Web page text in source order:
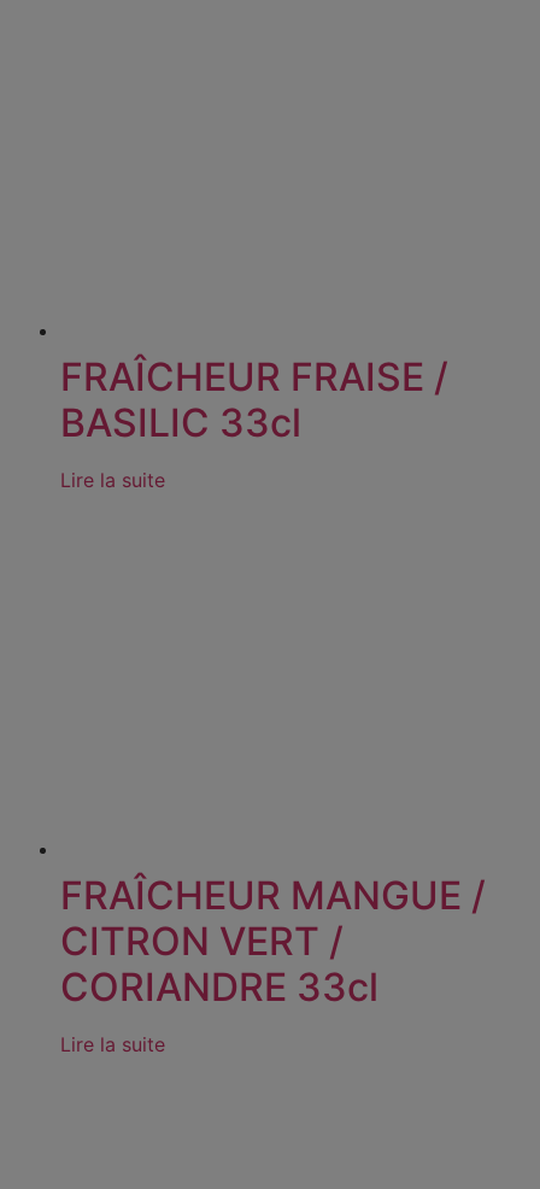
FRAÎCHEUR FRAISE /
BASILIC 33cl
Lire la suite
FRAÎCHEUR MANGUE /
CITRON VERT /
CORIANDRE 33cl
Lire la suite